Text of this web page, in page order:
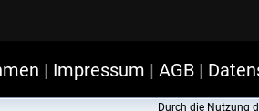
Durch die Nutzung
| Impressum | AGB |